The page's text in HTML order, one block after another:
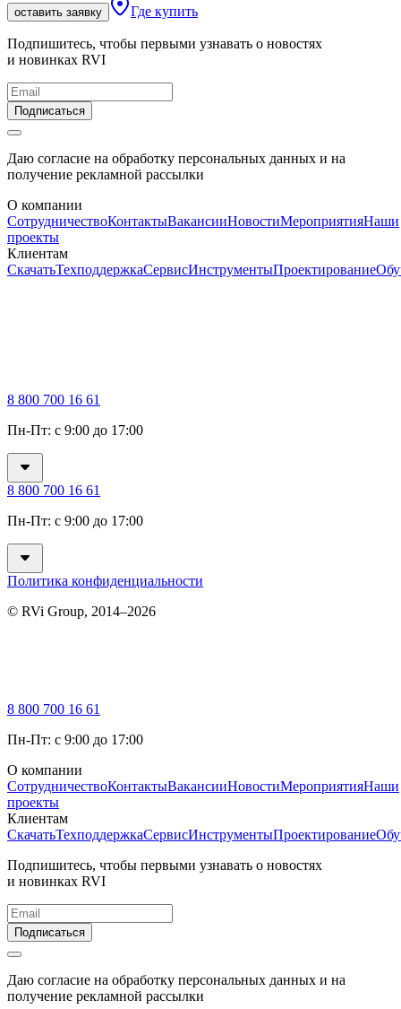
оставить заявку Где купить
Подпишитесь, чтобы первыми узнавать о новостях
и новинках RVI
Подписаться
Даю согласие на обработку персональных данных и на
получение рекламной рассылки
О компании
СотрудничествоКонтактыВакансииНовостиМероприятияНаши
проекты
Клиентам
СкачатьТехподдержкаСервисИнструментыПроектирование
8 800 700 16 61
Пн-Пт: с 9:00 до 17:00
8 800 700 16 61
Пн-Пт: с 9:00 до 17:00
Политика конфиденциальности
© RVi Group, 2014–2026
8 800 700 16 61
Пн-Пт: с 9:00 до 17:00
О компании
СотрудничествоКонтактыВакансииНовостиМероприятияНаши
проекты
Клиентам
СкачатьТехподдержкаСервисИнструментыПроектирование
Подпишитесь, чтобы первыми узнавать о новостях
и новинках RVI
Подписаться
Даю согласие на обработку персональных данных и на
получение рекламной рассылки